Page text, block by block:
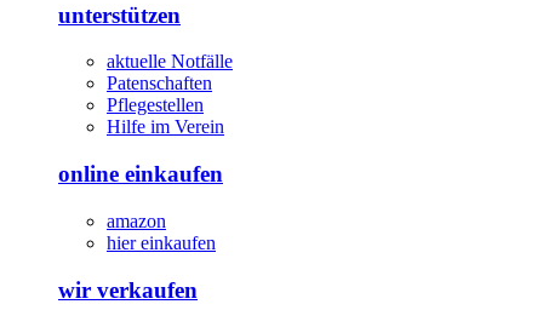
unterstützen
aktuelle Notfälle
Patenschaften
Pflegestellen
Hilfe im Verein
online einkaufen
amazon
hier einkaufen
wir verkaufen